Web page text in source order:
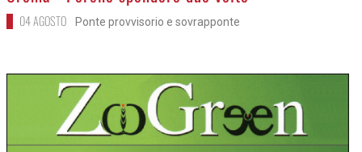
04 AGOSTO Ponte provvisorio e sovrapponte